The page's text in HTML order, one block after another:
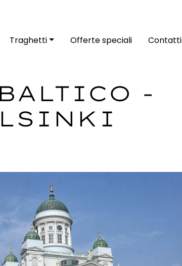
Traghetti Offerte speciali Contatti
-